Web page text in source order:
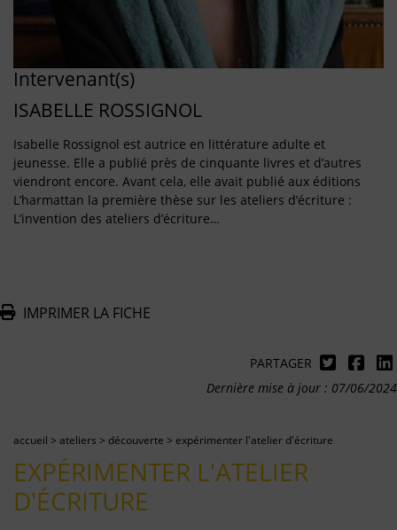
Intervenant(s)
ISABELLE ROSSIGNOL
Isabelle Rossignol est autrice en littérature adulte et
jeunesse. Elle a publié près de cinquante livres et d’autres
viendront encore. Avant cela, elle avait publié aux éditions
L’harmattan la première thèse sur les ateliers d’écriture :
L’invention des ateliers d’écriture…
IMPRIMER LA FICHE
PARTAGER
Dernière mise à jour : 07/06/2024
accueil > ateliers > découverte > expérimenter l'atelier d'écriture
EXPÉRIMENTER L'ATELIER
D'ÉCRITURE